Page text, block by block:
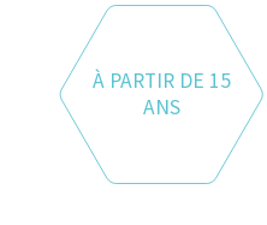
À PARTIR DE 15
ANS